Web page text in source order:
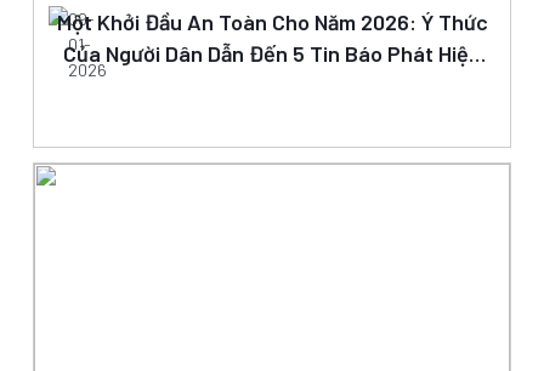
Một Khởi Đầu An Toàn Cho Năm 2026: Ý Thức
Của Người Dân Dẫn Đến 5 Tin Báo Phát Hiện
Bom Mìn Được Xử Lý Thành Công Ngay Ngày
09-
01-
2026